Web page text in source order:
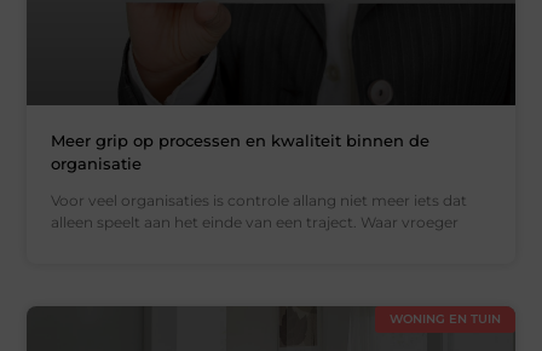
Meer grip op processen en kwaliteit binnen de
organisatie
Voor veel organisaties is controle allang niet meer iets dat
alleen speelt aan het einde van een traject. Waar vroeger
WONING EN TUIN